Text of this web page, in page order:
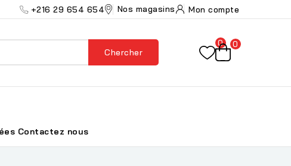
+216 29 654 654 Nos magasins Mon compte
Chercher
0 0
Contactez nous